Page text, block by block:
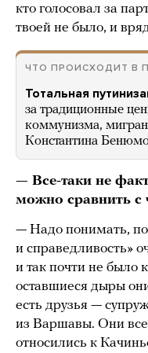
кто голосовал за
твоей не было, и
ЧТО ПРОИСХОДИТ В
Тотальная
за традиционные
коммунизма,
Константина
— Все-таки не
можно сравнить с
— Надо понимать,
и справедливость»
и так почти не было
оставшиеся дыры
есть друзья —
из Варшавы. Они
относились к